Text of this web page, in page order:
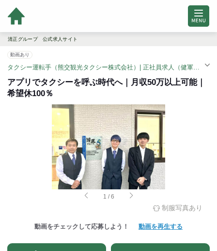
清正グループ 公式求人サイト
動画あり
タクシー運転手（熊交観光タクシー株式会社）| 正社員求人（健軍町駅）
アプリでタクシーを呼ぶ時代へ｜月収50万以上可能｜
希望休100％
1 /6
制服写真あり
動画をチェックして応募しよう！ 動画を再生する